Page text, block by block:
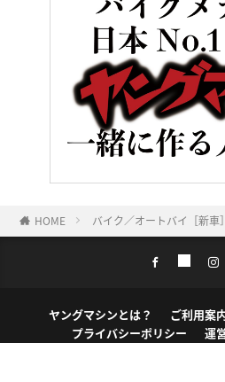
プライバシーポリシー
運
Copyright ©NAIGAI PUBLISHING